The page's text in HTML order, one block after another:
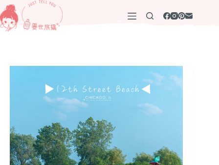
跳
至
主